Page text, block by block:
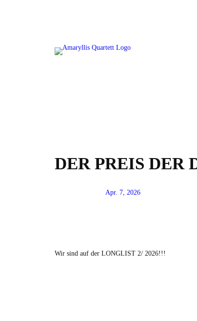
DER PREIS DER
Apr. 7, 2026
Wir sind auf der LONGLIST 2/ 2026!!!